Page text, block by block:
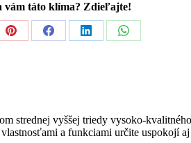
vám táto klíma? Zdieľajte!
Share
Share
Share
Share
vyššej triedy vysoko-
a funkciami určite uspokojí